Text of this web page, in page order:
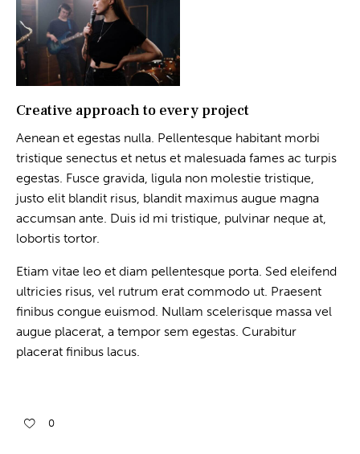
Creative approach to every project
Aenean et egestas nulla. Pellentesque habitant morbi
tristique senectus et netus et malesuada fames ac turpis
egestas. Fusce gravida, ligula non molestie tristique,
justo elit blandit risus, blandit maximus augue magna
accumsan ante. Duis id mi tristique, pulvinar neque at,
lobortis tortor.
Etiam vitae leo et diam pellentesque porta. Sed eleifend
ultricies risus, vel rutrum erat commodo ut. Praesent
finibus congue euismod. Nullam scelerisque massa vel
augue placerat, a tempor sem egestas. Curabitur
placerat finibus lacus.
0